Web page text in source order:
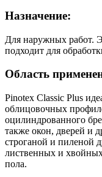
КЛАССИК
СОСНА
для
3
1
Назначение:
Для наружных работ.
подходит для
Область
Pinotex Classic Plus
облицовочных
оцилиндрованного
также окон, дверей и
строганой и пиленой
лиственных и
пола.